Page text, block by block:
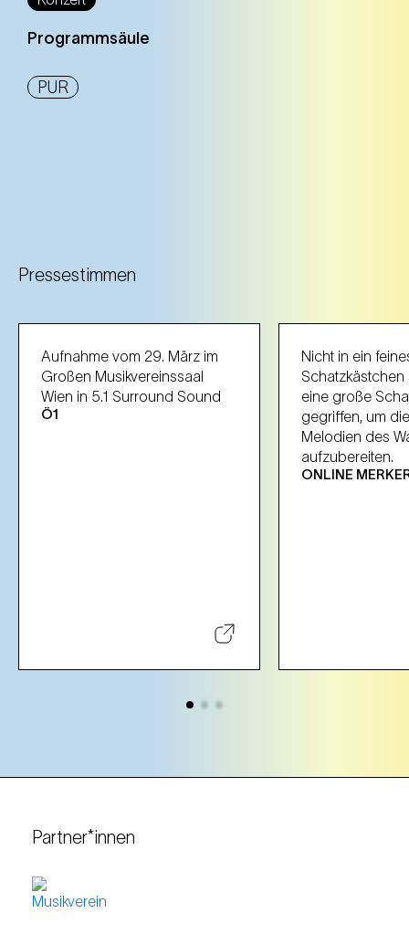
Programmsäule
PUR
Pressestimmen
Aufnahme vom 29. März im
Großen Musikvereinssaal
Wien in 5.1 Surround Sound
Ö1
Nicht in ein
eine große
gegriffen, um
Melodien des
aufzubereiten.
ONLINE
Partner*innen